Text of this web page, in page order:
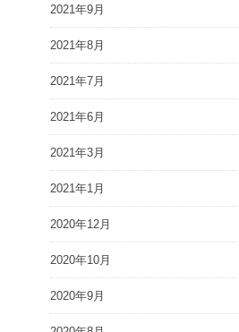
2021年9月
2021年8月
2021年7月
2021年6月
2021年3月
2021年1月
2020年12月
2020年10月
2020年9月